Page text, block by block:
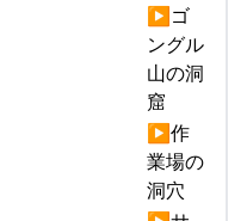
▶ゴ
ングル
山の洞
窟
▶作
業場の
洞穴